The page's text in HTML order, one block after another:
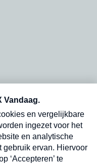
op onze
in
Verzend